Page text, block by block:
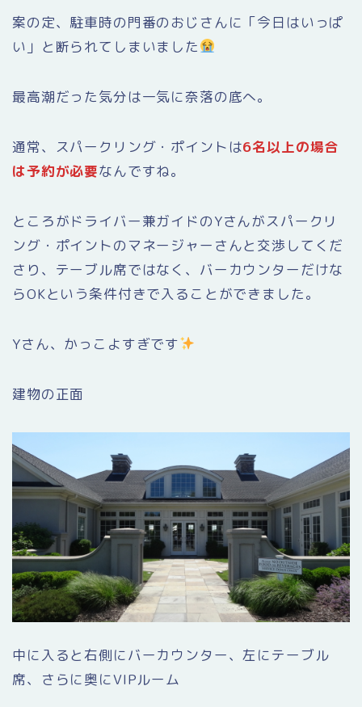
案の定、駐車時の門番のおじさんに「今日はいっぱ
い」と断られてしまいました
最高潮だった気分は一気に奈落の底へ。
通常、スパークリング・ポイントは6名以上の場合
は予約が必要なんですね。
ところがドライバー兼ガイドのYさんがスパークリ
ング・ポイントのマネージャーさんと交渉してくだ
さり、テーブル席ではなく、バーカウンターだけな
らOKという条件付きで入ることができました。
Yさん、かっこよすぎです
建物の正面
中に入ると右側にバーカウンター、左にテーブル
席、さらに奥にVIPルーム